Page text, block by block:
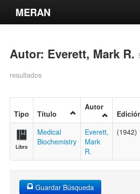
MERAN
Búsqueda Avanzada
Contacto
Iniciar sesión
Autor: Everett, Mark R.
resultados
Tipo Título
Autor
Libro
Medical
Biochemistry
Everett,
Mark
R.
(1942)
Guardar Búsqueda